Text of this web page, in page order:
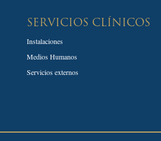
SERVICIOS CLÍNICOS
Instalaciones
Medios Humanos
Servicios externos